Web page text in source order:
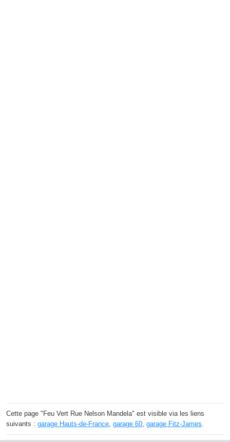
Cette page "Feu Vert Rue Nelson Mandela" est visible via les liens
suivants : garage Hauts-de-France, garage 60, garage Fitz-James.